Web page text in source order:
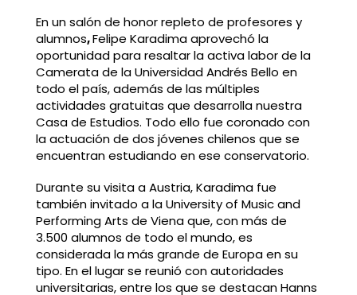
En un salón de honor repleto de profesores y
alumnos,Felipe Karadima aprovechó la
oportunidad para resaltar la activa labor de la
Camerata de la Universidad Andrés Bello en
todo el país, además de las múltiples
actividades gratuitas que desarrolla nuestra
Casa de Estudios. Todo ello fue coronado con
la actuación de dos jóvenes chilenos que se
encuentran estudiando en ese conservatorio.
Durante su visita a Austria, Karadima fue
también invitado a la University of Music and
Performing Arts de Viena que, con más de
3.500 alumnos de todo el mundo, es
considerada la más grande de Europa en su
tipo. En el lugar se reunió con autoridades
universitarias, entre los que se destacan Hanns